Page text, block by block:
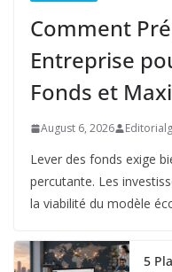
Comment
Entreprise
Fonds et
August 6, 2026
Lever des fonds exige
percutante. Les
la viabilité du modèle
5